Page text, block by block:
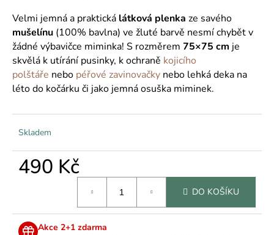
hvězdiček.
Velmi jemná a praktická látková plenka ze savého
mušelínu (100% bavlna) ve žluté barvě nesmí chybět v
žádné výbavičce miminka! S rozměrem 75×75 cm je
skvělá k utírání pusinky, k ochraně kojicího
polštáře nebo péřové zavinovačky nebo lehká deka na
léto do kočárku či jako jemná osuška miminek.
Skladem
490 Kč
DO KOŠÍKU
Akce 2+1 zdarma
D
o
p
r
u
e